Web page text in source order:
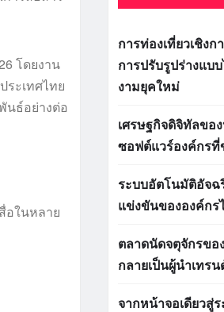
โดยงาน
ะเทศไทย
นธ์อย่างต่อ
อในหลาย
การท่องเที่ยวเชิง
การปรับรูปร่างแบ
งามยุคใหม่
เศรษฐกิจดิจิทัลขอ
ซอฟต์แวร์องค์กรที่
ระบบอัตโนมัติอัจฉ
แข่งขันขององค์กร
ตลาดนัดจตุจักรขอ
กลายเป็นผู้นำเทร
จากหน้าจอเดียวสู่